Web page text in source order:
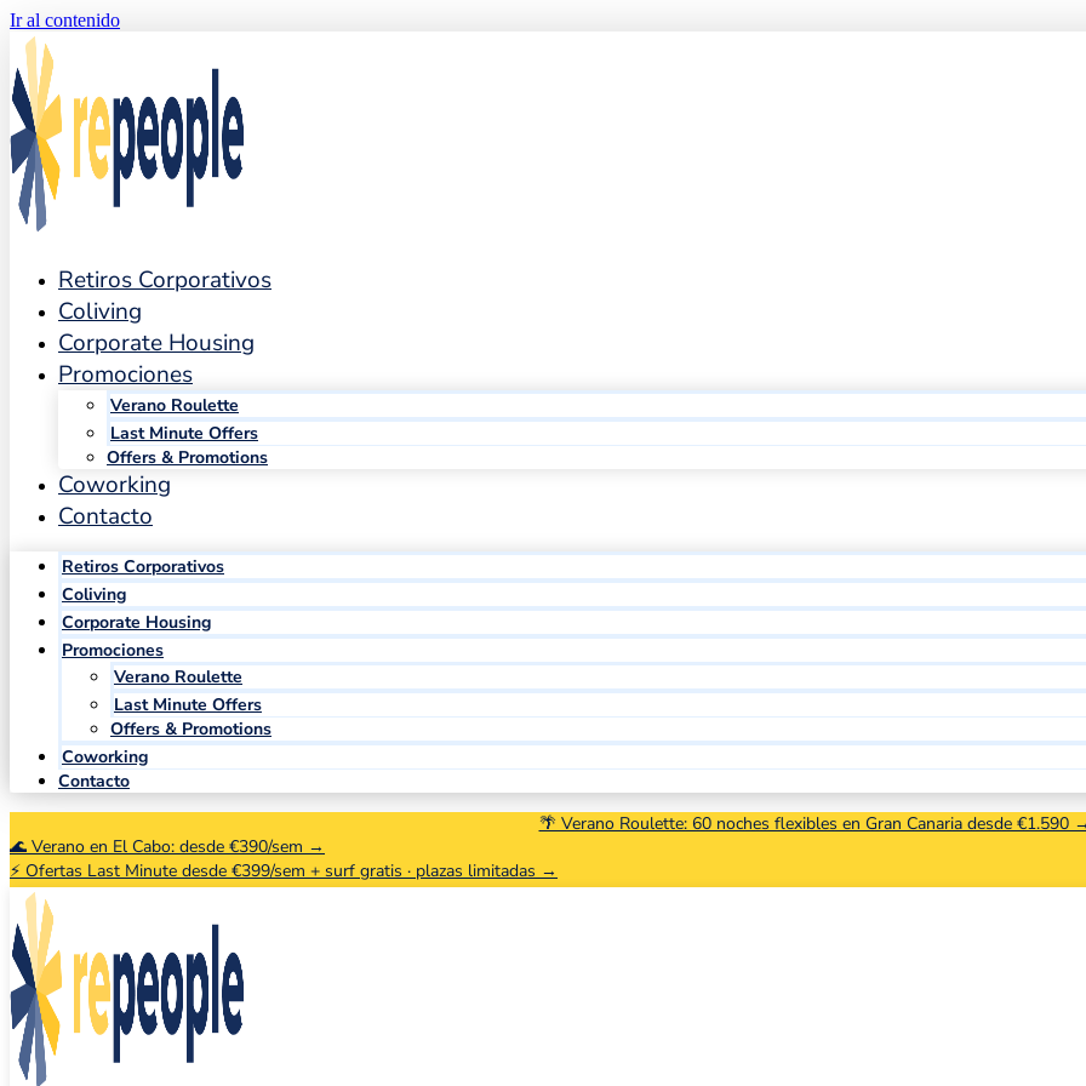
Ir al contenido
Retiros Corporativos
Coliving
Corporate Housing
Promociones
Verano Roulette
Last Minute Offers
Offers & Promotions
Coworking
Contacto
Retiros Corporativos
Coliving
Corporate Housing
Promociones
Verano Roulette
Last Minute Offers
Offers & Promotions
Coworking
Contacto
🌴 Verano Roulette: 60 noches flexibles en Gran Canaria desde €1.590
🌊 Verano en El Cabo: desde €390/sem →
⚡ Ofertas Last Minute desde €399/sem + surf gratis · plazas limitadas →